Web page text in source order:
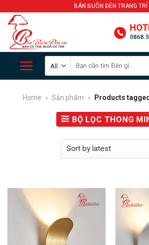
content
BÁN BUÔN ĐÈN TRANG TRÍ
for:
Home » Sản phẩm » Products
BỘ LỌC THONG